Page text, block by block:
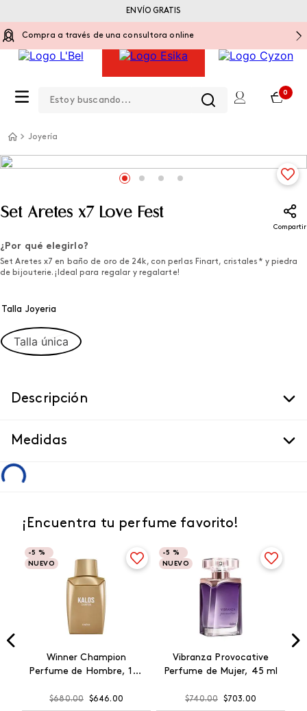
Compra a través de una consultora online
0
ENVÍO GRATIS
Joyería
Set Aretes x7 Love Fest
Compartir
¿Por qué elegirlo?
Set Aretes x7 en baño de oro de 24k, con perlas Finart, cristales* y piedra
de bijouterie. ¡Ideal para regalar y regalarte!
Talla Joyeria
Talla única
Descripción
Medidas
¡Encuentra tu perfume favorito!
-5 %
NUEVO
Winner Champion
Perfume de Hombre, 100
$680.00 $646.00
-5 %
NUEVO
Vibranza Provocative
Perfume de Mujer, 45 ml
$740.00 $703.00